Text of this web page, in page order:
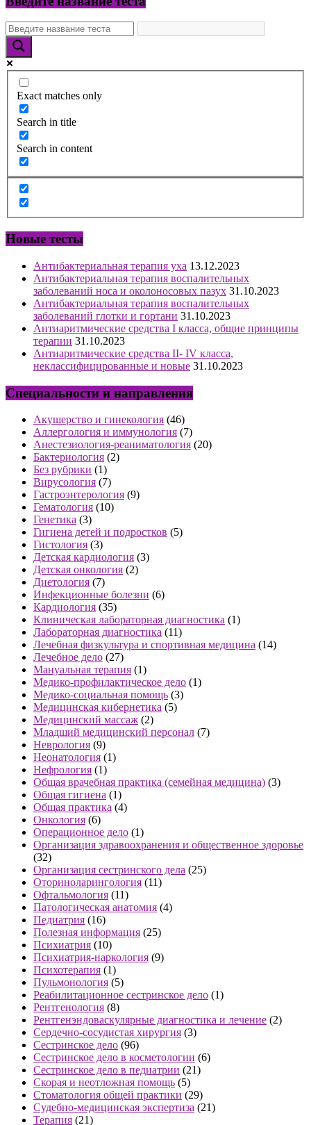
Exact matches only
Search in title
Search in content
Новые тесты
Антибактериальная терапия уха 13.12.2023
Антибактериальная терапия воспалительных
заболеваний носа и околоносовых пазух 31.10.2023
Антибактериальная терапия воспалительных
заболеваний глотки и гортани 31.10.2023
Антиаритмические средства I класса, общие принципы
терапии 31.10.2023
Антиаритмические средства II- IV класса,
неклассифицированные и новые 31.10.2023
Специальности и направления
Акушерство и гинекология (46)
Аллергология и иммунология (7)
Анестезиология-реаниматология (20)
Бактериология (2)
Без рубрики (1)
Вирусология (7)
Гастроэнтерология (9)
Гематология (10)
Генетика (3)
Гигиена детей и подростков (5)
Гистология (3)
Детская кардиология (3)
Детская онкология (2)
Диетология (7)
Инфекционные болезни (6)
Кардиология (35)
Клиническая лабораторная диагностика (1)
Лабораторная диагностика (11)
Лечебная физкультура и спортивная медицина (14)
Лечебное дело (27)
Мануальная терапия (1)
Медико-профилактическое дело (1)
Медико-социальная помощь (3)
Медицинская кибернетика (5)
Медицинский массаж (2)
Младший медицинский персонал (7)
Неврология (9)
Неонатология (1)
Нефрология (1)
Общая врачебная практика (семейная медицина) (3)
Общая гигиена (1)
Общая практика (4)
Онкология (6)
Операционное дело (1)
Организация здравоохранения и общественное здоровье
(32)
Организация сестринского дела (25)
Оториноларингология (11)
Офтальмология (11)
Патологическая анатомия (4)
Педиатрия (16)
Полезная информация (25)
Психиатрия (10)
Психиатрия-наркология (9)
Психотерапия (1)
Пульмонология (5)
Реабилитационное сестринское дело (1)
Рентгенология (8)
Рентгенэндоваскулярные диагностика и лечение (2)
Сердечно-сосудистая хирургия (3)
Сестринское дело (96)
Сестринское дело в косметологии (6)
Сестринское дело в педиатрии (21)
Скорая и неотложная помощь (5)
Стоматология общей практики (29)
Судебно-медицинская экспертиза (21)
Терапия (21)